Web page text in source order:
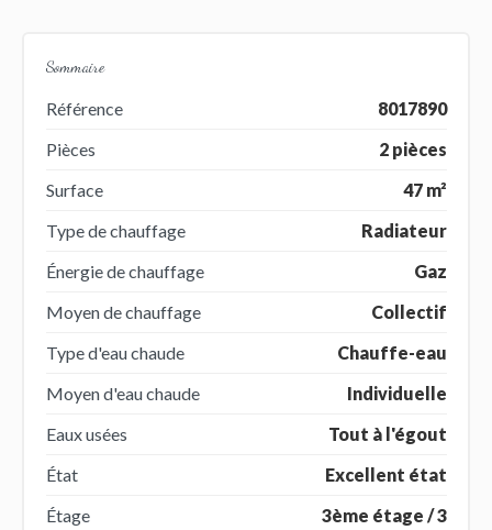
Sommaire
Référence
8017890
Pièces
2 pièces
Surface
47 m²
Type de chauffage
Radiateur
Énergie de chauffage
Gaz
Moyen de chauffage
Collectif
Type d'eau chaude
Chauffe-eau
Moyen d'eau chaude
Individuelle
Eaux usées
Tout à l'égout
État
Excellent état
Étage
3ème étage / 3